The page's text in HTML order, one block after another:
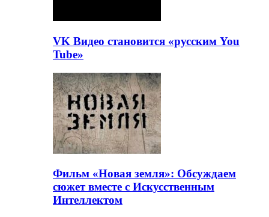
VK Видео становится «русским You
Tube»
Фильм «Новая земля»: Обсуждаем
сюжет вместе с Искусственным
Интеллектом